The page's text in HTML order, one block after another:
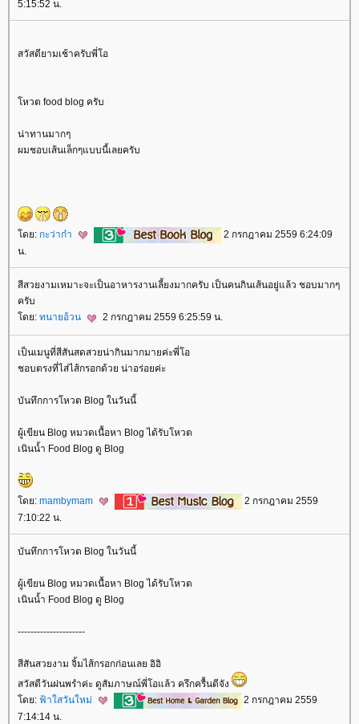
5:15:52 น.
สวัสดียามเช้าครับพี่โอ
หวต food blog ครับ
น่าทานมากๆ
ผมชอบเส้นเล็กๆแบบนี้เลยครับ
ดย: กะว่าก๋า
2 กรกฎาคม 2559 6:24:09
น.
สีสวยงามเหมาะจะเป็นอาหารงานเลี้ยงมากครับ เป็นคนกินเส้นอยู่แล้ว ชอบมากๆ
ครับ
ดย: ทนายอ้วน 2 กรกฎาคม 2559 6:25:59 น.
เป็นเมนูที่สีสันสดสวยน่ากินมากมายค่ะพี่โอ
ชอบตรงที่ไส่ไส้กรอกด้วย น่าอร่อยค่ะ
บันทึกการโหวต Blog ในวันนี้
ผู้เขียน Blog หมวดเนื้อหา Blog ได้รับโหวต
เนินน้ำ Food Blog ดู Blog
ดย: mambymam
2 กรกฎาคม 2559
7:10:22 น.
บันทึกการโหวต Blog ในวันนี้
ผู้เขียน Blog หมวดเนื้อหา Blog ได้รับโหวต
เนินน้ำ Food Blog ดู Blog
---------------------
สีสันสวยงาม จิ้มไส้กรอกก่อนเลย อิอิ
สวัสดีวันฝนพรำค่ะ ดูสัมภาษณ์พี่โอแล้ว ครึกครื้นดีจัง
ดย: ฟ้าใสวันใหม่
2 กรกฎาคม 2559
7:14:14 น.